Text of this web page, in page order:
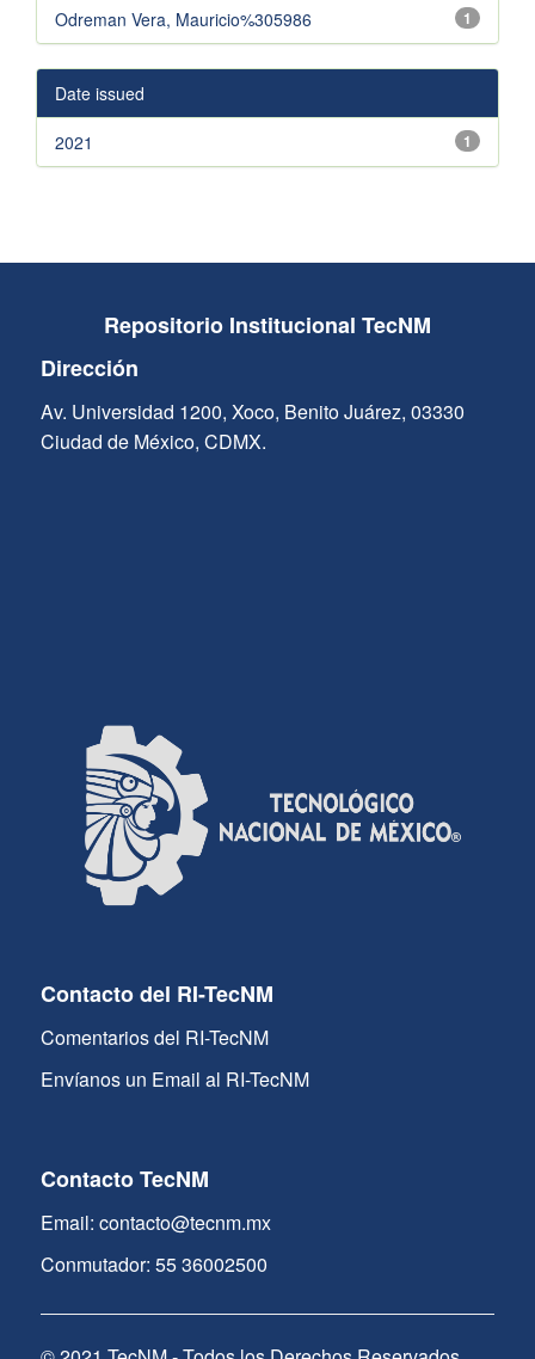
1
Odreman Vera, Mauricio%305986
Date issued
1
2021
Repositorio Institucional TecNM
Dirección
Av. Universidad 1200, Xoco, Benito Juárez, 03330
Ciudad de México, CDMX.
Contacto del RI-TecNM
Comentarios del RI-TecNM
Envíanos un Email al RI-TecNM
Contacto TecNM
Email: contacto@tecnm.mx
Conmutador: 55 36002500